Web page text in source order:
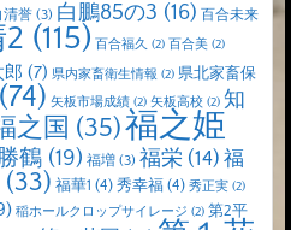
清誉 (3) 白鵬85の3 (16) 百合未来
(115) 百合福久 (2) 百合美 (2)
郎 (7) 県内家畜衛生情報 (2) 県北家畜保
(74) 矢板市場成績 (2) 矢板高校 (2) 知
之国 (35)福之姫
鶴 (19) 福増 (3) 福栄 (14) 福
(33) 福華1 (4) 秀幸福 (4) 秀正実 (2)
稲ホールクロップサイレージ (2) 第2平